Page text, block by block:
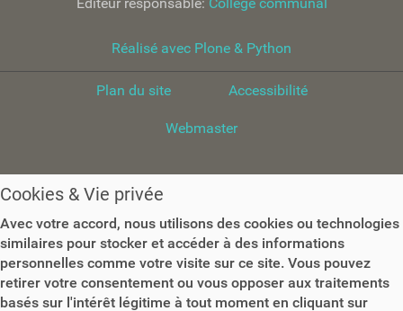
Réalisé avec Plone & Python
Plan du site Accessibilité
Webmaster
Cookies & Vie privée
Avec votre accord, nous utilisons des cookies ou technologies
similaires pour stocker et accéder à des informations
personnelles comme votre visite sur ce site. Vous pouvez
retirer votre consentement ou vous opposer aux traitements
basés sur l'intérêt légitime à tout moment en cliquant sur